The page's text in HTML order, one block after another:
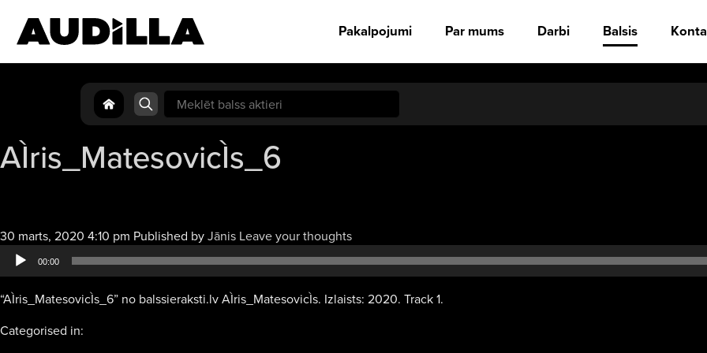
Pakalpojumi Par mums Darbi Balsis
Search
for:
AÌris_MatesovicÌs_6
30 marts, 2020 4:10 pm Published byJānis Leave your thoughtsAudio
atskaņotājs
00:00
“AÌris_MatesovicÌs_6” no balssieraksti.lv AÌris_MatesovicÌs. Izlaists: 2020. Track 1.
Categorised in: